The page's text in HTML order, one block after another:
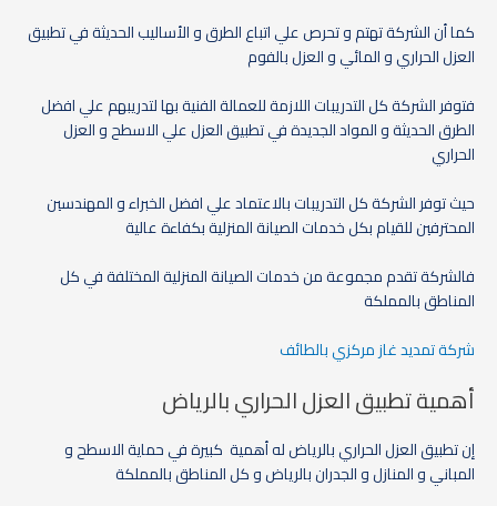
كما أن الشركة تهتم و تحرص علي اتباع الطرق و الأساليب الحديثة في تطبيق
العزل الحراري و المائي و العزل بالفوم
فتوفر الشركة كل التدريبات اللازمة للعمالة الفنية بها لتدريبهم علي افضل
الطرق الحديثة و المواد الجديدة في تطبيق العزل علي الاسطح و العزل
الحراري
حيث توفر الشركة كل التدريبات بالاعتماد علي افضل الخبراء و المهندسين
المحترفين للقيام بكل خدمات الصيانة المنزلية بكفاءة عالية
فالشركة تقدم مجموعة من خدمات الصيانة المنزلية المختلفة في كل
المناطق بالمملكة
شركة تمديد غاز مركزي بالطائف
أهمية تطبيق العزل الحراري بالرياض
إن تطبيق العزل الحراري بالرياض له أهمية كبيرة في حماية الاسطح و
المباني و المنازل و الجدران بالرياض و كل المناطق بالمملكة